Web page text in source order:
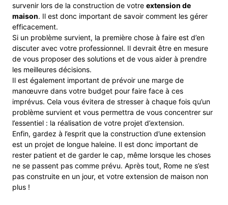
survenir lors de la construction de votre extension de
maison. Il est donc important de savoir comment les gérer
efficacement.
Si un problème survient, la première chose à faire est d’en
discuter avec votre professionnel. Il devrait être en mesure
de vous proposer des solutions et de vous aider à prendre
les meilleures décisions.
Il est également important de prévoir une marge de
manœuvre dans votre budget pour faire face à ces
imprévus. Cela vous évitera de stresser à chaque fois qu’un
problème survient et vous permettra de vous concentrer sur
l’essentiel : la réalisation de votre projet d’extension.
Enfin, gardez à l’esprit que la construction d’une extension
est un projet de longue haleine. Il est donc important de
rester patient et de garder le cap, même lorsque les choses
ne se passent pas comme prévu. Après tout, Rome ne s’est
pas construite en un jour, et votre extension de maison non
plus !